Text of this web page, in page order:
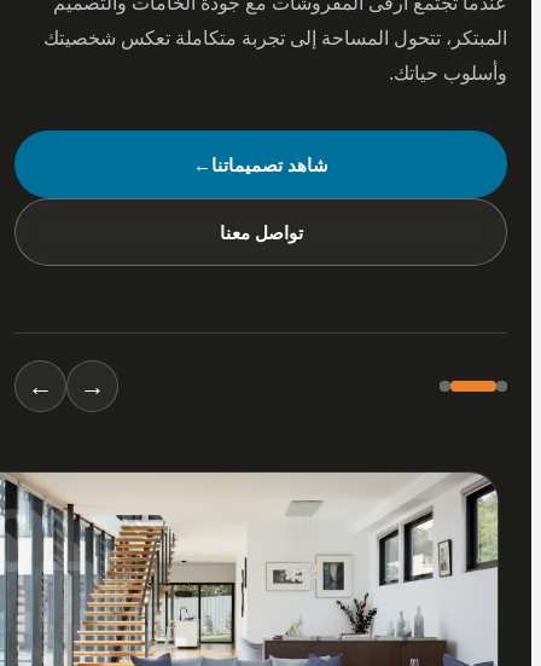
تتحول المساحة إلى تجربة متكاملة تعكس شخصيتك
حياتك.
شاهد تصميماتنا ←
تواصل معنا
←
01